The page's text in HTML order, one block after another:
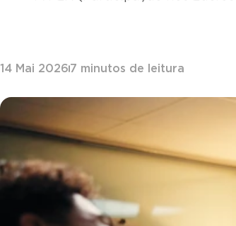
14 Mai 2026 7 minutos de leitura